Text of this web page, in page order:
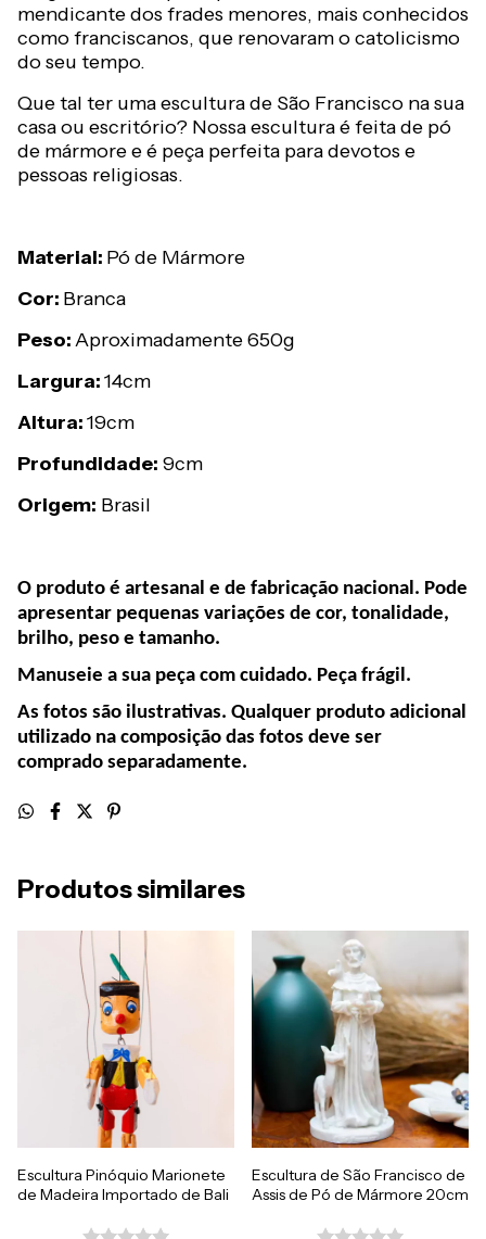
mendicante dos frades menores, mais conhecidos
como franciscanos, que renovaram o catolicismo
do seu tempo.
Que tal ter uma escultura de São Francisco na sua
casa ou escritório? Nossa escultura é feita de pó
de mármore e é peça perfeita para devotos e
pessoas religiosas.
Material: Pó de Mármore
Cor: Branca
Peso:Aproximadamente 650g
Largura:14cm
Altura:19cm
Profundidade: 9cm
Origem: Brasil
O produto é artesanal e de fabricação nacional. Pode
apresentar pequenas variações de cor, tonalidade,
brilho, peso e tamanho.
Manuseie a sua peça com cuidado. Peça frágil.
As fotos são ilustrativas. Qualquer produto adicional
utilizado na composição das fotos deve ser
comprado separadamente.
Produtos similares
Escultura Pinóquio Marionete
de Madeira Importado de Bali
Escultura de São Francisco de
Assis de Pó de Mármore 20cm